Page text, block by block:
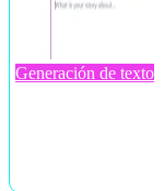
Generación de texto